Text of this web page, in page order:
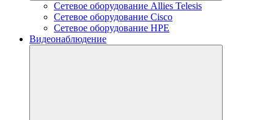
Сетевое оборудование Allies Telesis
Сетевое оборудование Cisco
Сетевое оборудование HPE
Видеонаблюдение